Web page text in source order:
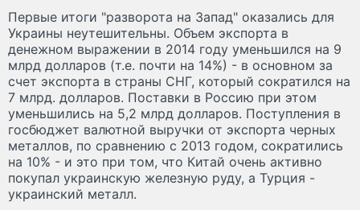
Первые итоги "разворота на Запад" оказались для
Украины неутешительны. Объем экспорта в
денежном выражении в 2014 году уменьшился на 9
млрд долларов (т.е. почти на 14%) - в основном за
счет экспорта в страны СНГ, который сократился на
7 млрд. долларов. Поставки в Россию при этом
уменьшились на 5,2 млрд долларов. Поступления в
госбюджет валютной выручки от экспорта черных
металлов, по сравнению с 2013 годом, сократились
на 10% - и это при том, что Китай очень активно
покупал украинскую железную руду, а Турция -
украинский металл.